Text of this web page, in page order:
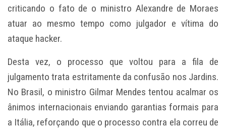
criticando o fato de o ministro Alexandre de Moraes
atuar ao mesmo tempo como julgador e vítima do
ataque hacker.
Desta vez, o processo que voltou para a fila de
julgamento trata estritamente da confusão nos Jardins.
No Brasil, o ministro Gilmar Mendes tentou acalmar os
ânimos internacionais enviando garantias formais para
a Itália, reforçando que o processo contra ela correu de